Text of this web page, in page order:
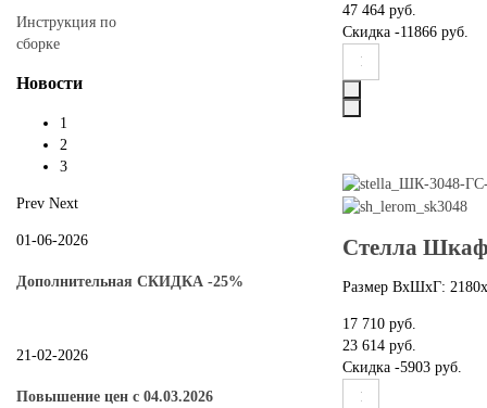
47 464 руб.
Скидка -11866 руб.
Стелла
Размер ВхШхГ:
17 710 руб.
23 614 руб.
Скидка -5903 руб.
Инструкция по
сборке
Новости
1
2
3
Prev Next
01-06-2026
Дополнительная СКИДКА -25%
21-02-2026
Повышение цен с 04.03.2026